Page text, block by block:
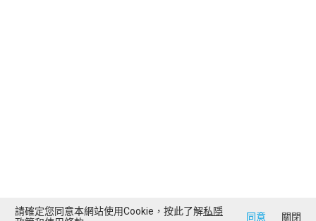
請確定您同意本網站使用Cookie，按此了解私隱
同意 關閉